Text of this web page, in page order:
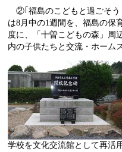
②｢福島のこどもと過ごそう
は8 月中の1週間を、福島の保
度に、「十曽こどもの森」周
内の子供たちと交流・ホーム
学校を文化交流館として再活